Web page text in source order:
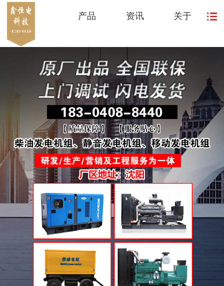
产品 资讯 关于